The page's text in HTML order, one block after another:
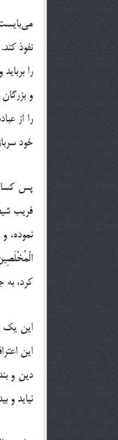
نفوذ
را
و
را از
خود
پس
فریب
نموده،
کرد، به
این یک
این
دین و
نیاید و